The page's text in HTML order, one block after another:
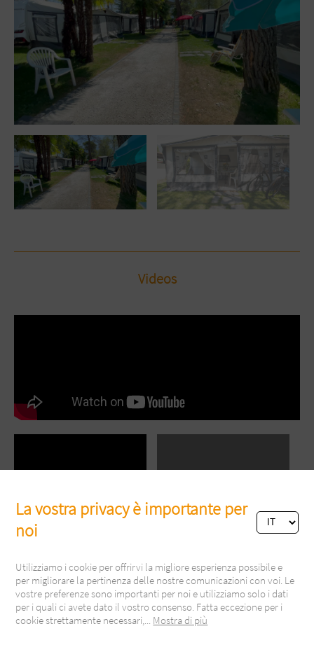
Videos
La vostra privacy è importante per
noi
Utilizziamo i cookie per offrirvi la migliore esperienza possibile e
per migliorare la pertinenza delle nostre comunicazioni con voi. Le
vostre preferenze sono importanti per noi e utilizziamo solo i dati
per i quali ci avete dato il vostro consenso. Fatta eccezione per i
cookie strettamente necessari,... Mostra di più